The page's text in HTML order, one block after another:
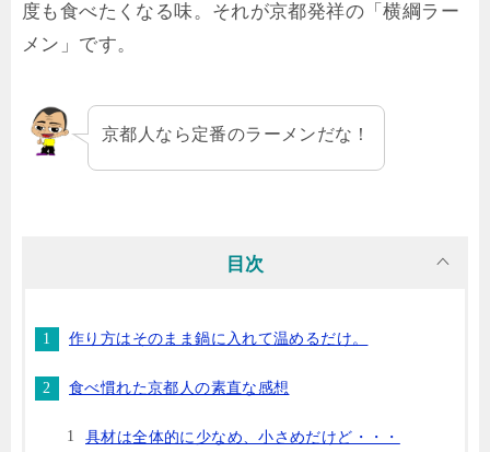
度も食べたくなる味。それが京都発祥の「横綱ラー
メン」です。
京都人なら定番のラーメンだな！
目次
作り方はそのまま鍋に入れて温めるだけ。
食べ慣れた京都人の素直な感想
具材は全体的に少なめ、小さめだけど・・・